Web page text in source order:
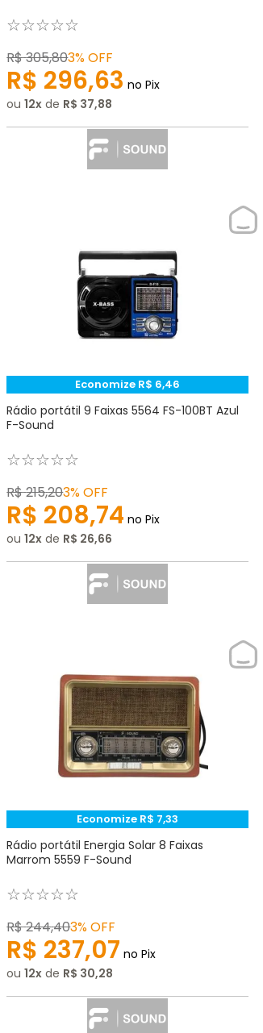
☆☆☆☆☆
R$305,803%OFF
R$ 296,63 no Pix
ou12 de R$ 37,88
Economize R$ 6,46
Rádio portátil 9 Faixas 5564 FS-100BT Azul
F-Sound
☆☆☆☆☆
R$215,203%OFF
R$ 208,74 no Pix
ou12 de R$ 26,66
Economize R$ 7,33
Rádio portátil Energia Solar 8 Faixas
Marrom 5559 F-Sound
☆☆☆☆☆
R$244,403%OFF
R$ 237,07 no Pix
ou12 de R$ 30,28